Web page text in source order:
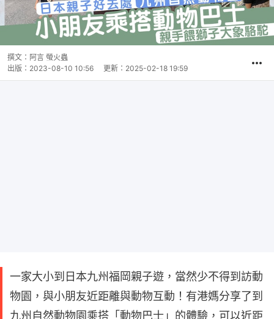
撰文： 阿言 螢火蟲
出版： 2023-08-10 10:56 更新： 2025-02-18 19:59
一家大小到日本九州福岡親子遊，當然少不得到訪動
物園，與小朋友近距離與動物互動！有港媽分享了到
九州自然動物園乘搭「動物巴士」的體驗，可以近距